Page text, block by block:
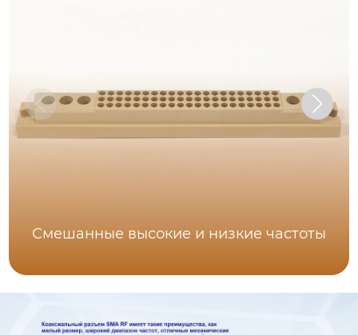
Смешанные высокие и низкие частоты